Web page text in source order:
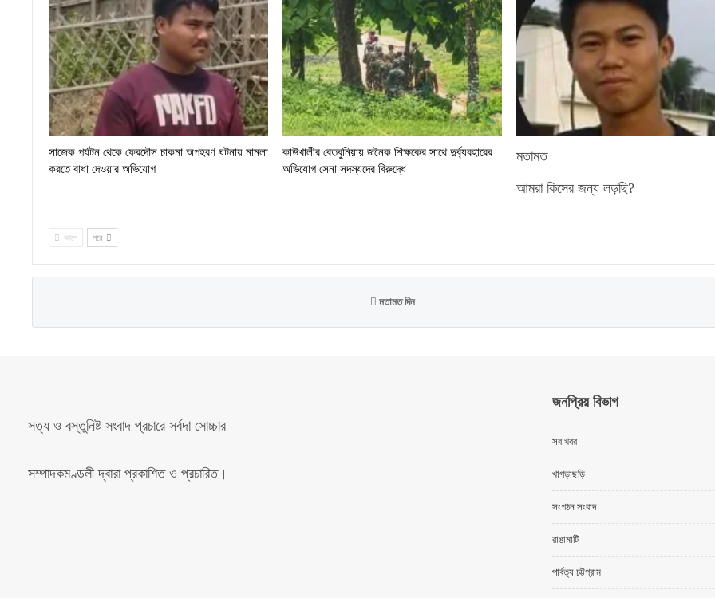
সাজেক পর্যটন থেকে ফেরদৌস চাকমা অপহরণ ঘটনায় মামলা
করতে বাধা দেওয়ার অভিযোগ
কাউখালীর বেতবুনিয়ায় জনৈক শিক্ষকের সাথে দুর্ব্যবহারের
অভিযোগ সেনা সদস্যদের বিরুদ্ধে
মতামত
আমরা কিসের জন্য লড়ছি?
আগে পরে
মতামত দিন
সত্য ও বস্তুনিষ্ট সংবাদ প্রচারে সর্বদা সোচ্চার
সম্পাদকমণ্ডলী দ্বারা প্রকাশিত ও প্রচারিত।
জনপ্রিয় বিভাগ
সব খবর
খাগড়াছড়ি
সংগঠন সংবাদ
রাঙামাটি
পার্বত্য চট্টগ্রাম